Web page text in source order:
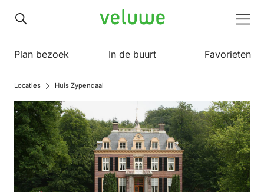
Veluwe
Plan bezoek In de buurt Favorieten
Locaties Huis Zypendaal